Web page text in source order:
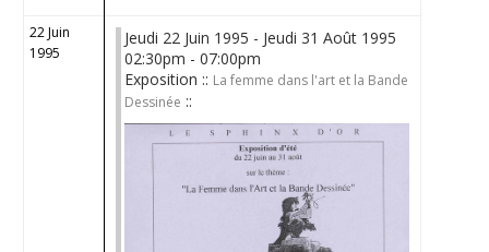
22 Juin
1995
Jeudi 22 Juin 1995 - Jeudi 31 Août 1995
02:30pm - 07:00pm
Exposition :: La femme dans l'art et la Bande
Dessinée ::